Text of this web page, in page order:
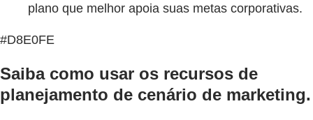
plano que melhor apoia suas metas corporativas.
#D8E0FE
Saiba como usar os recursos de
planejamento de cenário de marketing.